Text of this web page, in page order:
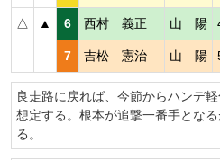
△ ▲ 6 西村 義正 山 陽
7 吉松 憲治 山 陽
良走路に戻れば、今節からハンデ
想定する。根本が追撃一番手とな
る。